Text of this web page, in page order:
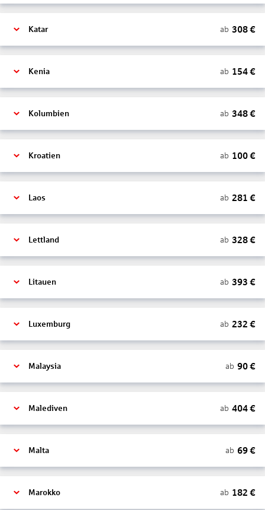
Katar ab 308€
Kenia ab 154€
Kolumbien ab 348€
Kroatien ab 100€
Laos ab 281 €
Lettland ab 328€
Litauen ab 393 €
Luxemburg ab 232 €
Malaysia ab 90€
Malediven ab 404€
Malta ab 69€
Marokko ab 182 €